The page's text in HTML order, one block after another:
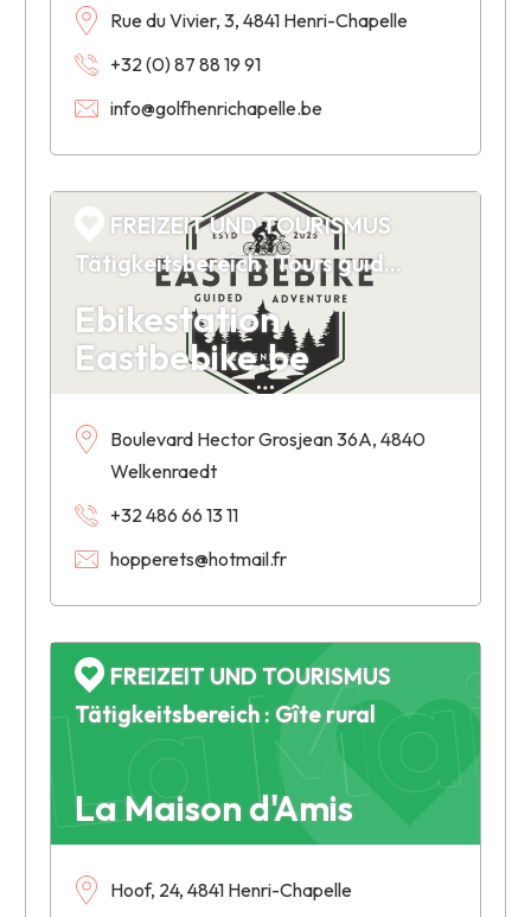
Rue du Vivier, 3, 4841 Henri-Chapelle
+32 (0) 87 88 19 91
info@golfhenrichapelle.be
Ebikestation
Eastbebike.be
FREIZEIT UND TOURISMUS
Tätigkeitsbereich : Tours guidés en vélo électrique
Boulevard Hector Grosjean 36A, 4840
Welkenraedt
+32 486 66 13 11
hopperets@hotmail.fr
La
La Maison d'Amis
FREIZEIT UND TOURISMUS
Tätigkeitsbereich : Gîte rural
Hoof, 24, 4841 Henri-Chapelle